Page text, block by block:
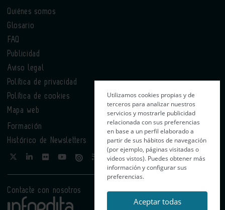
Quiénes somos
Glosario
FAQ
Publicidad
Aviso legal
Política de privacidad
Política de cookies
Mapa web
Formación
Histórico de Newsletters
Contacte con nosotros
Utilizamos cookies propias y de
terceros para analizar nuestros
servicios y mostrarle publicidad
relacionada con sus preferencias
en base a un perfil elaborado a
partir de sus hábitos de navegación
(por ejemplo, páginas visitadas o
videos vistos). Puedes obtener más
información y configurar sus
preferencias.
Aceptar todas